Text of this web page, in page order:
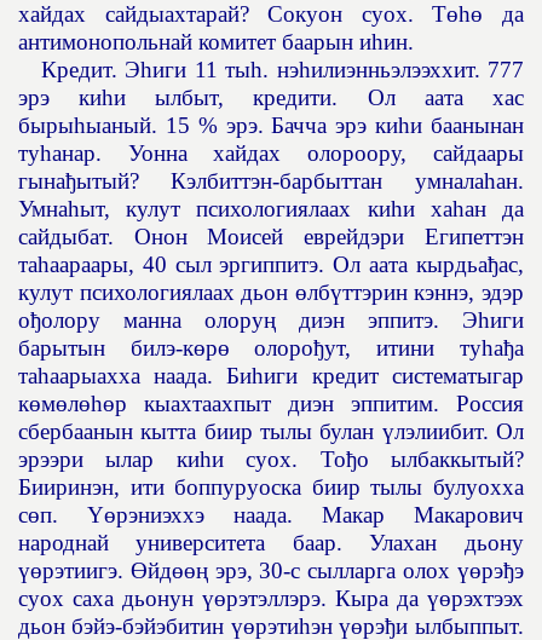
хайдах сайдыахтарай? Сокуон суох. Төһө да
антимонопольнай комитет баарын иһин.
Кредит. Эһиги 11 тыһ. нэһилиэнньэлээххит. 777
эрэ киһи ылбыт, кредити. Ол аата хас
бырыһыаный. 15 % эрэ. Бачча эрэ киһи баанынан
туһанар. Уонна хайдах олороору, сайдаары
гынађытый? Кэлбиттэн-барбыттан умналаһан.
Умнаһыт, кулут психологиялаах киһи хаһан да
сайдыбат. Онон Моисей еврейдэри Египеттэн
таһаараары, 40 сыл эргиппитэ. Ол аата кырдьађас,
кулут психологиялаах дьон өлбүттэрин кэннэ, эдэр
ођолору манна олоруңдиэн эппитэ. Эһиги
барытын билэ-көрө олорођут, итини туһађа
таһаарыахха наада. Биһиги кредит систематыгар
көмөлөһөр кыахтаахпыт диэн эппитим. Россия
сбербаанын кытта биир тылы булан үлэлиибит. Ол
эрээри ылар киһи суох. Тођо ылбаккытый?
Бииринэн, ити боппуруоска биир тылы булуохха
сөп. Үөрэниэххэ наада. Макар Макарович
народнай университета баар. Улахан дьону
үөрэтиигэ. Өйдөөңэрэ, 30-с сылларга олох үөрэђэ
суох саха дьонун үөрэтэллэрэ. Кыра да үөрэхтээх
дьон бэйэ-бэйэбитин үөрэтиһэнүөрэђи ылбыппыт.